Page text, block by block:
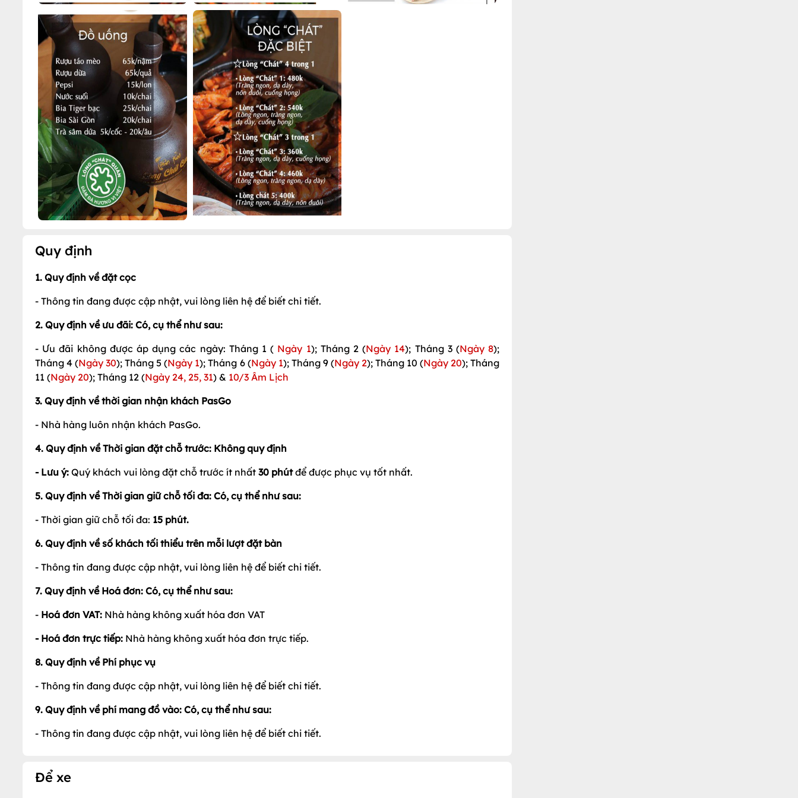
Quy định
1. Quy định về đặt cọc
- Thông tin đang được cập nhật, vui lòng liên hệ để biết chi tiết.
2. Quy định về ưu đãi: Có, cụ thể như sau:
- Ưu đãi không được áp dụng các ngày: Tháng 1 ( Ngày 1); Tháng 2 (Ngày 14); Tháng 3 (Ngày 8);
Tháng 4 (Ngày 30); Tháng 5 (Ngày 1); Tháng 6 (Ngày 1); Tháng 9 (Ngày 2); Tháng 10 (Ngày 20); Tháng
11 (Ngày 20); Tháng 12 (Ngày 24, 25, 31) & 10/3 Âm Lịch
3. Quy định về thời gian nhận khách PasGo
- Nhà hàng luôn nhận khách PasGo.
4. Quy định về Thời gian đặt chỗ trước: Không quy định
- Lưu ý: Quý khách vui lòng đặt chỗ trước ít nhất 30 phútđể được phục vụ tốt nhất.
5. Quy định về Thời gian giữ chỗ tối đa: Có, cụ thể như sau:
- Thời gian giữ chỗ tối đa: 15 phút.
6. Quy định về số khách tối thiểu trên mỗi lượt đặt bàn
- Thông tin đang được cập nhật, vui lòng liên hệ để biết chi tiết.
7. Quy định về Hoá đơn: Có, cụ thể như sau:
- Hoá đơn VAT: Nhà hàng không xuất hóa đơn VAT
- Hoá đơn trực tiếp: Nhà hàng không xuất hóa đơn trực tiếp.
8. Quy định về Phí phục vụ
- Thông tin đang được cập nhật, vui lòng liên hệ để biết chi tiết.
9. Quy định về phí mang đồ vào: Có, cụ thể như sau:
- Thông tin đang được cập nhật, vui lòng liên hệ để biết chi tiết.
Để xe